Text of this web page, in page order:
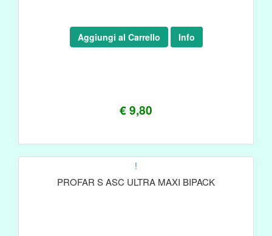
€ 9,80
Aggiungi al Carrello Info
!
PROFAR S ASC ULTRA MAXI BIPACK